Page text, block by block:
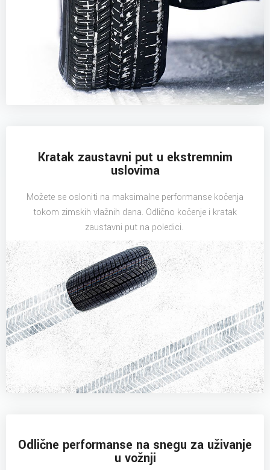
Kratak zaustavni put u ekstremnim
uslovima
Možete se osloniti na maksimalne performanse kočenja
tokom zimskih vlažnih dana. Odlično kočenje i kratak
zaustavni put na poledici.
Odlične performanse na snegu za uživanje
u vožnji